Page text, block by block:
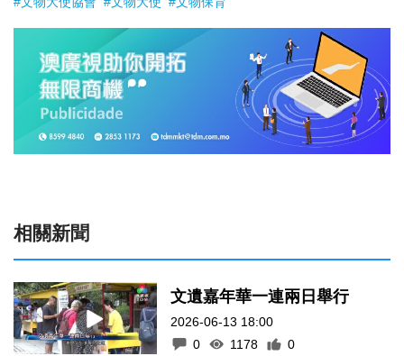
相關新聞
文遺嘉年華一連兩日舉行
2026-06-13 18:00
0
1178 0